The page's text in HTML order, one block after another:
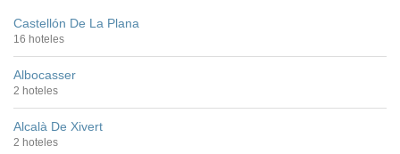
Castellón De La Plana
16 hoteles
Albocasser
2 hoteles
Alcalà De Xivert
2 hoteles